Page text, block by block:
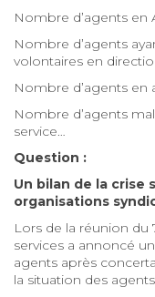
Nombre d’agents en
Nombre d’agents
volontaires en
Nombre d’agents en
Nombre d’agents
service…
Question :
Un bilan de la crise
organisations
Lors de la réunion du
services a annoncé
agents après
la situation des